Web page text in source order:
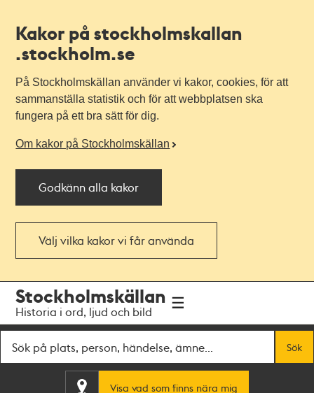
Kakor på stockholmskallan
.stockholm.se
På Stockholmskällan använder vi kakor, cookies, för att
sammanställa statistik och för att webbplatsen ska
fungera på ett bra sätt för dig.
Om kakor på Stockholmskällan
Godkänn alla kakor
Välj vilka kakor vi får använda
navigationen
huvudinnehållet
Stockholmskällan
Historia i ord, ljud och bild
Sök
Visa vad som finns nära mig